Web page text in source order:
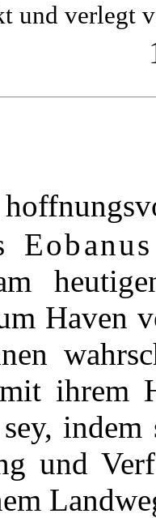
und verlegt
Haven
mit ihrem
und